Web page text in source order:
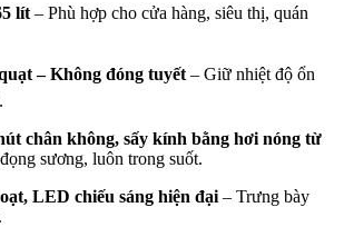
lít – Phù hợp cho cửa hàng, siêu thị, quán
– Không đóng tuyết – Giữ nhiệt độ ổn
chân không, sấy kính bằng hơi nóng từ
sương, luôn trong suốt.
LED chiếu sáng hiện đại – Trưng bày